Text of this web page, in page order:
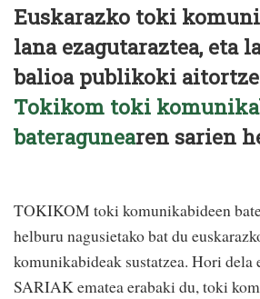
Euskarazko toki
lana ezagutaraztea, eta
balioa publikoki
Tokikom toki
bateragunearen sarien
TOKIKOM toki komunikabideen
helburu nagusietako bat du
komunikabideak sustatzea. Hori
SARIAK ematea erabaki du, toki